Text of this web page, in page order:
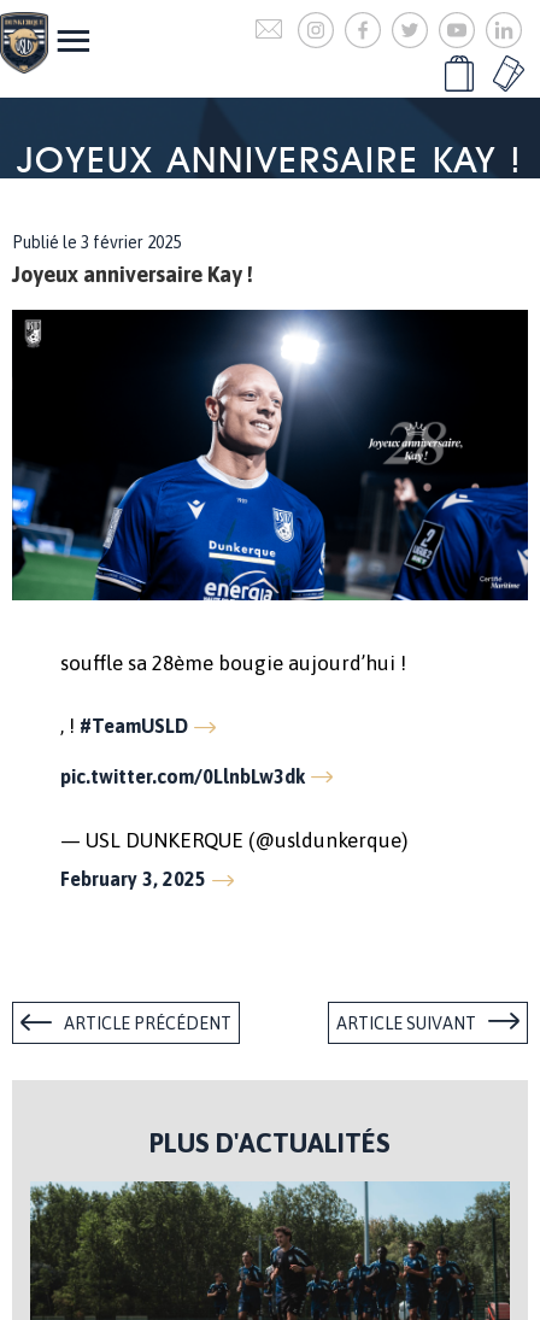
JOYEUX ANNIVERSAIRE KAY !
Publié le 3 février 2025
Joyeux anniversaire Kay !
souffle sa 28ème bougie aujourd’hui !
, ! #TeamUSLD
pic.twitter.com/0LlnbLw3dk
— USL DUNKERQUE (@usldunkerque)
February 3, 2025
ARTICLE PRÉCÉDENT ARTICLE SUIVANT
PLUS D'ACTUALITÉS